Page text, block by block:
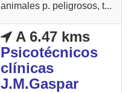
animales p. peligrosos, t...
A 6.47 kms
Psicotécnicos
clínicas
J.M.Gaspar